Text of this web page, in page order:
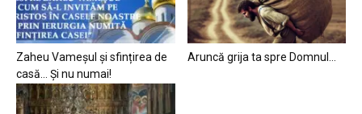
Zaheu Vameșul și sfințirea de
casă… Și nu numai!
Aruncă grija ta spre Domnul…